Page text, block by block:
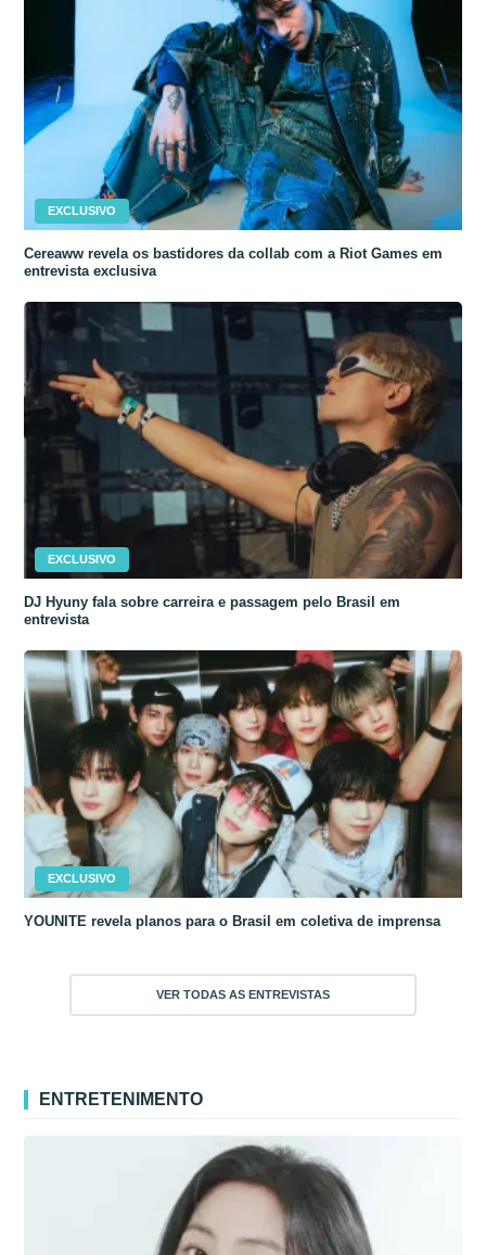
EXCLUSIVO
Cereaww revela os bastidores da collab com a Riot Games em
entrevista exclusiva
EXCLUSIVO
DJ Hyuny fala sobre carreira e passagem pelo Brasil em
entrevista
EXCLUSIVO
YOUNITE revela planos para o Brasil em coletiva de imprensa
VER TODAS AS ENTREVISTAS
ENTRETENIMENTO